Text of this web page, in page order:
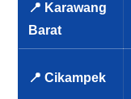
📍 Karawang
Barat
📍 Cikampek